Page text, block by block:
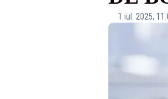
1 iul. 2025,